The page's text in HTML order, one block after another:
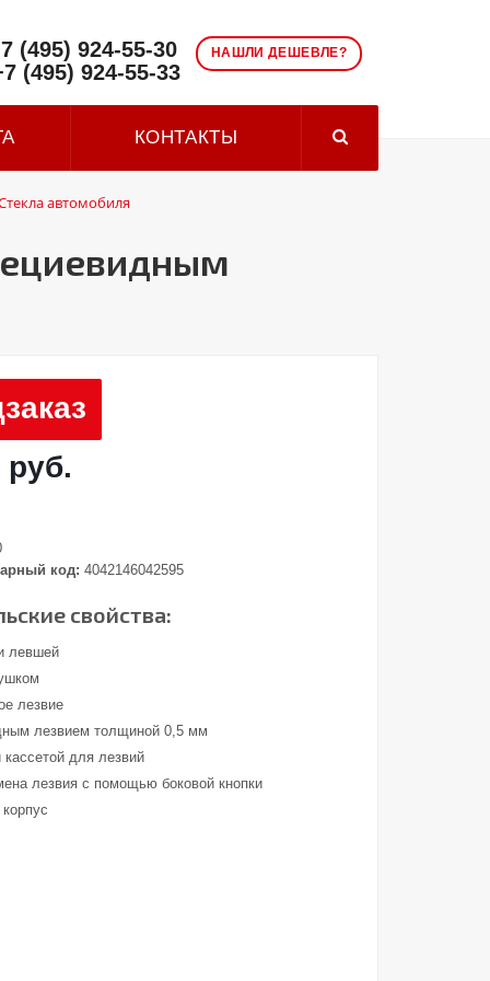
НАШЛИ ДЕШЕВЛЕ?
(495) 924-55-30
(495) 924-55-33
КОНТАКТЫ
автомобиля
руб.
код: 4042146042595
свойства:
левшей
лезвие
лезвием толщиной 0,5 мм
кассетой для лезвий
лезвия с помощью боковой кнопки